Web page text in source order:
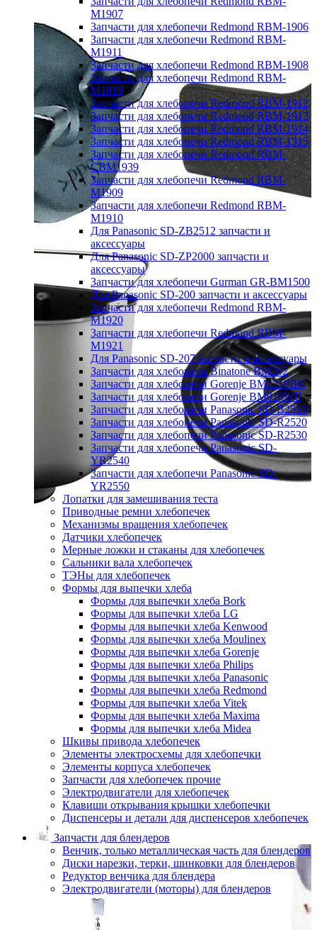
M1907
Запчасти для хлебопечи Redmond RBM-1906
Запчасти для хлебопечи Redmond RBM-
M1911
Запчасти для хлебопечи Redmond RBM-1908
Запчасти для хлебопечи Redmond RBM-
M1919
Запчасти для хлебопечи Redmond RBM-1912
Запчасти для хлебопечи Redmond RBM-1913
Запчасти для хлебопечи Redmond RBM-1914
Запчасти для хлебопечи Redmond RBM-1915
Запчасти для хлебопечи Redmond RBM-
CBM1939
Запчасти для хлебопечи Redmond RBM-
M1909
Запчасти для хлебопечи Redmond RBM-
M1910
Для Panasonic SD-ZB2512 запчасти и
аксессуары
Для Panasonic SD-ZP2000 запчасти и
аксессуары
Запчасти для хлебопечи Gurman GR-BM1500
Для Panasonic SD-200 запчасти и аксессуары
Запчасти для хлебопечи Redmond RBM-
M1920
Запчасти для хлебопечи Redmond RBM-
M1921
Для Panasonic SD-207 запчасти и аксессуары
Запчасти для хлебопечи Binatone BM202
Запчасти для хлебопечи Gorenje BM1210BK
Запчасти для хлебопечи Gorenje BM910WII
Запчасти для хлебопечи Panasonic SD-B2510
Запчасти для хлебопечи Panasonic SD-R2520
Запчасти для хлебопечи Panasonic SD-R2530
Запчасти для хлебопечи Panasonic SD-
YR2540
Запчасти для хлебопечи Panasonic SD-
YR2550
Лопатки для замешивания теста
Приводные ремни хлебопечек
Механизмы вращения хлебопечек
Датчики хлебопечек
Мерные ложки и стаканы для хлебопечек
Сальники вала хлебопечек
ТЭНы для хлебопечек
Формы для выпечки хлеба
Формы для выпечки хлеба Bork
Формы для выпечки хлеба LG
Формы для выпечки хлеба Kenwood
Формы для выпечки хлеба Moulinex
Формы для выпечки хлеба Gorenje
Формы для выпечки хлеба Philips
Формы для выпечки хлеба Panasonic
Формы для выпечки хлеба Redmond
Формы для выпечки хлеба Vitek
Формы для выпечки хлеба Maxima
Формы для выпечки хлеба Midea
Шкивы привода хлебопечек
Элементы электросхемы для хлебопечки
Элементы корпуса хлебопечек
Запчасти для хлебопечек прочие
Электродвигатели для хлебопечек
Клавиши открывания крышки хлебопечки
Диспенсеры и детали для диспенсеров хлебопечек
Запчасти для блендеров
Венчик, только металлическая часть для блендеров
Диски нарезки, терки, шинковки для блендеров
Редуктор венчика для блендера
Электродвигатели (моторы) для блендеров